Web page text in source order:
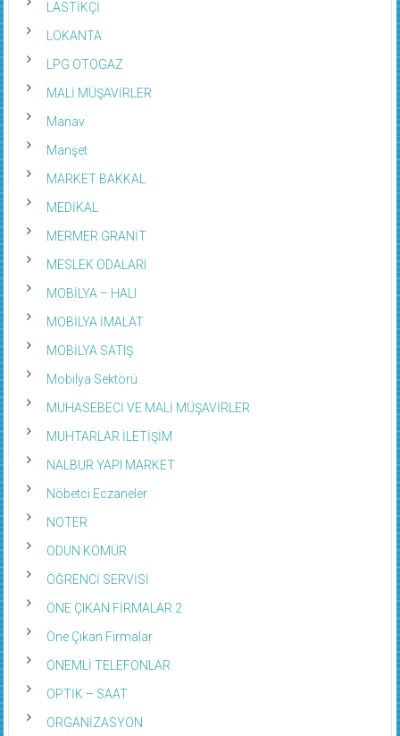
LASTİKÇİ
LOKANTA
LPG OTOGAZ
MALİ MÜŞAVİRLER
Manav
Manşet
MARKET BAKKAL
MEDİKAL
MERMER GRANİT
MESLEK ODALARI
MOBİLYA – HALI
MOBİLYA İMALAT
MOBİLYA SATIŞ
Mobilya Sektörü
MUHASEBECİ VE MALİ MÜŞAVİRLER
MUHTARLAR İLETİŞİM
NALBUR YAPI MARKET
Nöbetci Eczaneler
NOTER
ODUN KÖMÜR
ÖĞRENCİ SERVİSİ
ÖNE ÇIKAN FİRMALAR 2
Öne Çıkan Firmalar
ÖNEMLİ TELEFONLAR
OPTİK – SAAT
ORGANİZASYON